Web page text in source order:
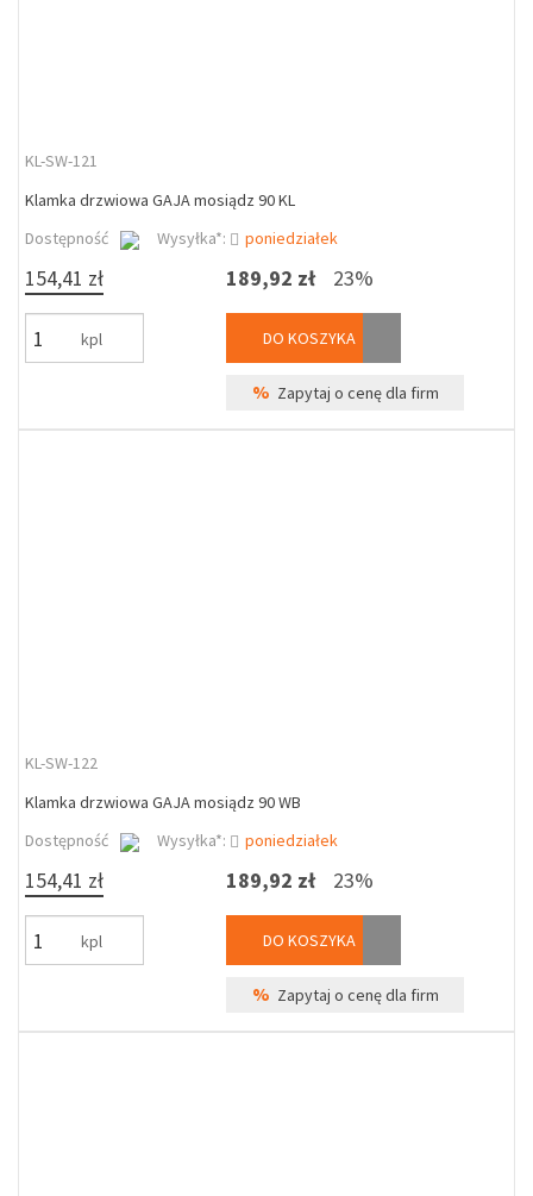
KL-SW-121
Klamka drzwiowa GAJA mosiądz 90 KL
Dostępność
Wysyłka*: poniedziałek
154,41 zł
kpl
189,92 zł 23%
DO KOSZYKA
% Zapytaj o cenę dla firm
KL-SW-122
Klamka drzwiowa GAJA mosiądz 90 WB
Dostępność
Wysyłka*: poniedziałek
154,41 zł
kpl
189,92 zł 23%
DO KOSZYKA
% Zapytaj o cenę dla firm